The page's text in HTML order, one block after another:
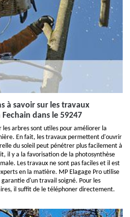
à savoir sur les travaux
dans le 59247
les arbres sont utiles pour améliorer la
En fait, les travaux permettent d'ouvrir
du soleil peut pénétrer plus facilement à
il y a la favorisation de la photosynthèse
Les travaux ne sont pas faciles et il est
en la matière. MP Elagage Pro utilise
d'un travail soigné. Pour les
il suffit de le téléphoner directement.